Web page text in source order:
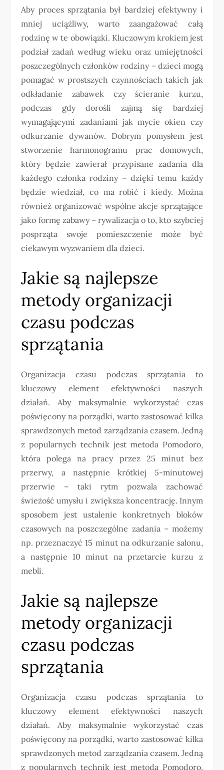
Aby proces sprzątania był bardziej efektywny i
mniej uciążliwy, warto zaangażować całą
rodzinę w te obowiązki. Kluczowym krokiem jest
podział zadań według wieku oraz umiejętności
poszczególnych członków rodziny – dzieci mogą
pomagać w prostszych czynnościach takich jak
odkładanie zabawek czy ścieranie kurzu,
podczas gdy dorośli zajmą się bardziej
wymagającymi zadaniami jak mycie okien czy
odkurzanie dywanów. Dobrym pomysłem jest
stworzenie harmonogramu prac domowych,
który będzie zawierał przypisane zadania dla
każdego członka rodziny – dzięki temu każdy
będzie wiedział, co ma robić i kiedy. Można
również organizować wspólne akcje sprzątające
jako formę zabawy – rywalizacja o to, kto szybciej
posprząta swoje pomieszczenie może być
ciekawym wyzwaniem dla dzieci.
Jakie są najlepsze
metody organizacji
czasu podczas
sprzątania
Organizacja czasu podczas sprzątania to
kluczowy element efektywności naszych
działań. Aby maksymalnie wykorzystać czas
poświęcony na porządki, warto zastosować kilka
sprawdzonych metod zarządzania czasem. Jedną
z popularnych technik jest metoda Pomodoro,
która polega na pracy przez 25 minut bez
przerwy, a następnie krótkiej 5-minutowej
przerwie – taki rytm pozwala zachować
świeżość umysłu i zwiększa koncentrację. Innym
sposobem jest ustalenie konkretnych bloków
czasowych na poszczególne zadania – możemy
np. przeznaczyć 15 minut na odkurzanie salonu,
a następnie 10 minut na przetarcie kurzu z
mebli.
Jakie są najlepsze
metody organizacji
czasu podczas
sprzątania
Organizacja czasu podczas sprzątania to
kluczowy element efektywności naszych
działań. Aby maksymalnie wykorzystać czas
poświęcony na porządki, warto zastosować kilka
sprawdzonych metod zarządzania czasem. Jedną
z popularnych technik jest metoda Pomodoro,